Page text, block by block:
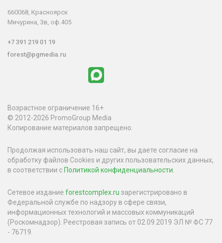
660068, Красноярск
Мичурина, 3в, оф.405
+7 391 219 01 19
forest@pgmedia.ru
Возрастное ограничение 16+
© 2012-2026 PromoGroup Media
Копирование материалов запрещено.
Продолжая использовать наш сайт, вы даете согласие на
обработку файлов Cookies и других пользовательских данных,
в соответствии сПолитикой конфиденциальности
Сетевое издание forestcomplex.ru зарегистрировано в
Федеральной службе по надзору в сфере связи,
информационных технологий и массовых коммуникаций
(Роскомнадзор). Реестровая запись от 02.09.2019 ЭЛ № ФС 77
- 76719.